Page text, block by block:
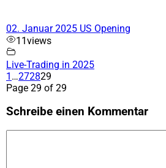
02. Januar 2025 US Opening
11views
Live-Trading in 2025
1 …272829
Page 29 of 29
Schreibe einen Kommentar